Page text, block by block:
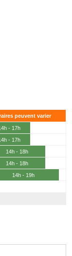
peuvent varier
- 17h
- 17h
14h - 18h
14h - 18h
14h - 19h